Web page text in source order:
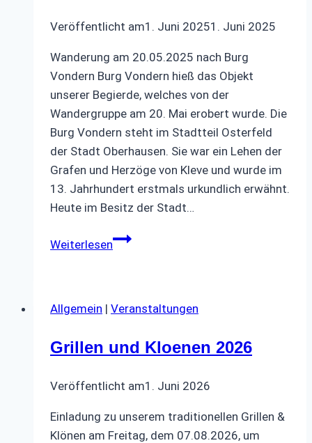
Veröffentlicht am1. Juni 20251. Juni 2025
Wanderung am 20.05.2025 nach Burg
Vondern Burg Vondern hieß das Objekt
unserer Begierde, welches von der
Wandergruppe am 20. Mai erobert wurde. Die
Burg Vondern steht im Stadtteil Osterfeld
der Stadt Oberhausen. Sie war ein Lehen der
Grafen und Herzöge von Kleve und wurde im
13. Jahrhundert erstmals urkundlich erwähnt.
Heute im Besitz der Stadt…
Weiterlesen3.
Allgemein | Veranstaltungen
Grillen und Kloenen 2026
Veröffentlicht am1. Juni 2026
Einladung zu unserem traditionellen Grillen &
Klönen am Freitag, dem 07.08.2026, um